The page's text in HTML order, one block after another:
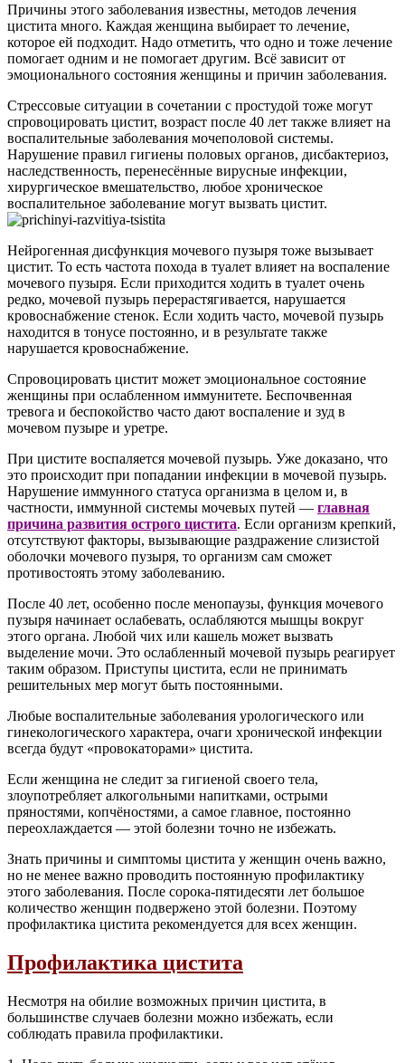
Причины этого заболевания известны, методов лечения
цистита много. Каждая женщина выбирает то лечение,
которое ей подходит. Надо отметить, что одно и тоже лечение
помогает одним и не помогает другим. Всё зависит от
эмоционального состояния женщины и причин заболевания.
Стрессовые ситуации в сочетании с простудой тоже могут
спровоцировать цистит, возраст после 40 лет также влияет на
воспалительные заболевания мочеполовой системы.
Нарушение правил гигиены половых органов, дисбактериоз,
наследственность, перенесённые вирусные инфекции,
хирургическое вмешательство, любое хроническое
воспалительное заболевание могут вызвать цистит.
Нейрогенная дисфункция мочевого пузыря тоже вызывает
цистит. То есть частота похода в туалет влияет на воспаление
мочевого пузыря. Если приходится ходить в туалет очень
редко, мочевой пузырь перерастягивается, нарушается
кровоснабжение стенок. Если ходить часто, мочевой пузырь
находится в тонусе постоянно, и в результате также
нарушается кровоснабжение.
Спровоцировать цистит может эмоциональное состояние
женщины при ослабленном иммунитете. Беспочвенная
тревога и беспокойство часто дают воспаление и зуд в
мочевом пузыре и уретре.
При цистите воспаляется мочевой пузырь. Уже доказано, что
это происходит при попадании инфекции в мочевой пузырь.
Нарушение иммунного статуса организма в целом и, в
частности, иммунной системы мочевых путей — главная
причина развития острого цистита. Если организм крепкий,
отсутствуют факторы, вызывающие раздражение слизистой
оболочки мочевого пузыря, то организм сам сможет
противостоять этому заболеванию.
После 40 лет, особенно после менопаузы, функция мочевого
пузыря начинает ослабевать, ослабляются мышцы вокруг
этого органа. Любой чих или кашель может вызвать
выделение мочи. Это ослабленный мочевой пузырь реагирует
таким образом. Приступы цистита, если не принимать
решительных мер могут быть постоянными.
Любые воспалительные заболевания урологического или
гинекологического характера, очаги хронической инфекции
всегда будут «провокаторами» цистита.
Если женщина не следит за гигиеной своего тела,
злоупотребляет алкогольными напитками, острыми
пряностями, копчёностями, а самое главное, постоянно
переохлаждается — этой болезни точно не избежать.
Знать причины и симптомы цистита у женщин очень важно,
но не менее важно проводить постоянную профилактику
этого заболевания. После сорока-пятидесяти лет большое
количество женщин подвержено этой болезни. Поэтому
профилактика цистита рекомендуется для всех женщин.
Профилактика цистита
Несмотря на обилие возможных причин цистита, в
большинстве случаев болезни можно избежать, если
соблюдать правила профилактики.